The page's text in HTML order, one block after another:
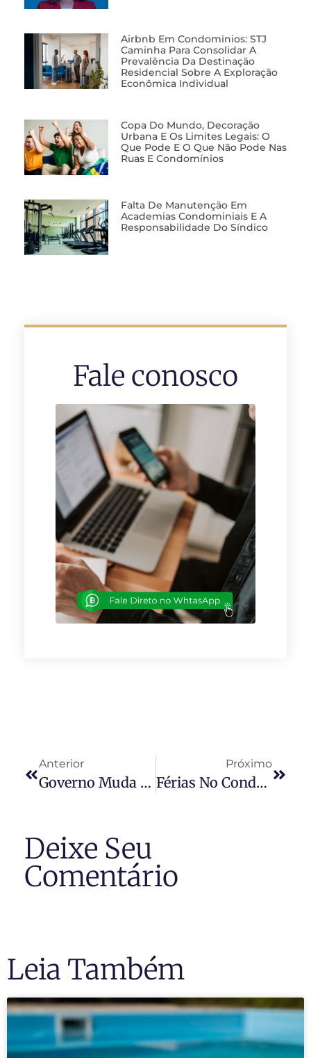
Airbnb Em Condomínios: STJ
Caminha Para Consolidar A
Prevalência Da Destinação
Residencial Sobre A Exploração
Econômica Individual
Copa Do Mundo, Decoração
Urbana E Os Limites Legais: O
Que Pode E O Que Não Pode Nas
Ruas E Condomínios
Falta De Manutenção Em
Academias Condominiais E A
Responsabilidade Do Síndico
Fale conosco
Anterior
Governo Muda Regras Para Compra De Imóvel Usado Pelo Minha Casa, Minha Vida
Próximo
Férias No Condomínio: Dicas E Cuidados
Deixe Seu
Comentário
Leia Também